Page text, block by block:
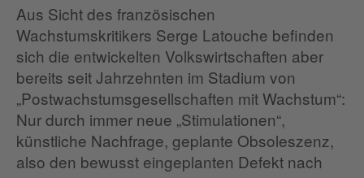
Aus Sicht des französischen
Wachstumskritikers Serge Latouche befinden
sich die entwickelten Volkswirtschaften aber
bereits seit Jahrzehnten im Stadium von
„Postwachstumsgesellschaften mit Wachstum“:
Nur durch immer neue „Stimulationen“,
künstliche Nachfrage, geplante Obsoleszenz,
also den bewusst eingeplanten Defekt nach